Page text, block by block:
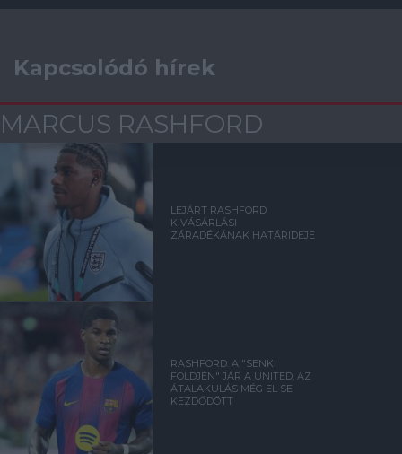
Kapcsolódó hírek
MARCUS RASHFORD
LEJÁRT RASHFORD
KIVÁSÁRLÁSI
ZÁRADÉKÁNAK HATÁRIDEJE
RASHFORD: A "SENKI
FÖLDJÉN" JÁR A UNITED, AZ
ÁTALAKULÁS MÉG EL SE
KEZDŐDÖTT